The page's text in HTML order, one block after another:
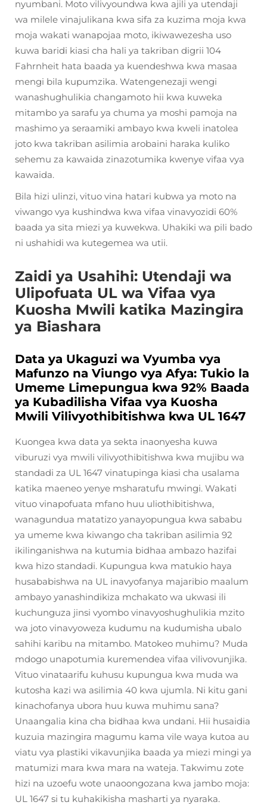
nyumbani. Moto vilivyoundwa kwa ajili ya utendaji
wa milele vinajulikana kwa sifa za kuzima moja kwa
moja wakati wanapojaa moto, ikiwawezesha uso
kuwa baridi kiasi cha hali ya takriban digrii 104
Fahrnheit hata baada ya kuendeshwa kwa masaa
mengi bila kupumzika. Watengenezaji wengi
wanashughulikia changamoto hii kwa kuweka
mitambo ya sarafu ya chuma ya moshi pamoja na
mashimo ya seraamiki ambayo kwa kweli inatolea
joto kwa takriban asilimia arobaini haraka kuliko
sehemu za kawaida zinazotumika kwenye vifaa vya
kawaida.
Bila hizi ulinzi, vituo vina hatari kubwa ya moto na
viwango vya kushindwa kwa vifaa vinavyozidi 60%
baada ya sita miezi ya kuwekwa. Uhakiki wa pili bado
ni ushahidi wa kutegemea wa utii.
Zaidi ya Usahihi: Utendaji wa
Ulipofuata UL wa Vifaa vya
Kuosha Mwili katika Mazingira
ya Biashara
Data ya Ukaguzi wa Vyumba vya
Mafunzo na Viungo vya Afya: Tukio la
Umeme Limepungua kwa 92% Baada
ya Kubadilisha Vifaa vya Kuosha
Mwili Vilivyothibitishwa kwa UL 1647
Kuongea kwa data ya sekta inaonyesha kuwa
viburuzi vya mwili vilivyothibitishwa kwa mujibu wa
standadi za UL 1647 vinatupinga kiasi cha usalama
katika maeneo yenye msharatufu mwingi. Wakati
vituo vinapofuata mfano huu uliothibitishwa,
wanagundua matatizo yanayopungua kwa sababu
ya umeme kwa kiwango cha takriban asilimia 92
ikilinganishwa na kutumia bidhaa ambazo hazifai
kwa hizo standadi. Kupungua kwa matukio haya
husababishwa na UL inavyofanya majaribio maalum
ambayo yanashindikiza mchakato wa ukwasi ili
kuchunguza jinsi vyombo vinavyoshughulikia mzito
wa joto vinavyoweza kudumu na kudumisha ubalo
sahihi karibu na mitambo. Matokeo muhimu? Muda
mdogo unapotumia kuremendea vifaa vilivovunjika.
Vituo vinataarifu kuhusu kupungua kwa muda wa
kutosha kazi wa asilimia 40 kwa ujumla. Ni kitu gani
kinachofanya ubora huu kuwa muhimu sana?
Unaangalia kina cha bidhaa kwa undani. Hii husaidia
kuzuia mazingira magumu kama vile waya kutoa au
viatu vya plastiki vikavunjika baada ya miezi mingi ya
matumizi mara kwa mara na wateja. Takwimu zote
hizi na uzoefu wote unaoongozana kwa jambo moja:
UL 1647 si tu kuhakikisha masharti ya nyaraka.